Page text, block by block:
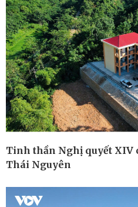
Ô tô - Xe máy
Ô tô
Tư vấn
Tinh thần Nghị quyết XIV
Thái Nguyên